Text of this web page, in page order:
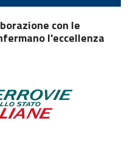
con le
l'eccellenza